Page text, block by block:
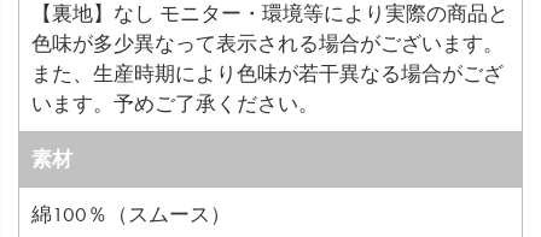
【裏地】なし モニター・環境等により実際の商品と
色味が多少異なって表示される場合がございます。
また、生産時期により色味が若干異なる場合がござ
います。予めご了承ください。
素材
綿100％（スムース）